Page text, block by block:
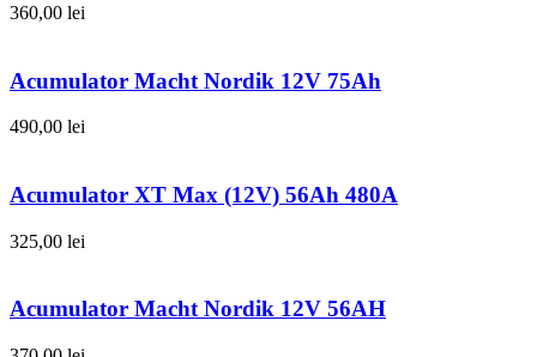
360,00 lei
Acumulator Macht Nordik 12V 75Ah
490,00 lei
Acumulator XT Max (12V) 56Ah 480A
325,00 lei
Acumulator Macht Nordik 12V 56AH